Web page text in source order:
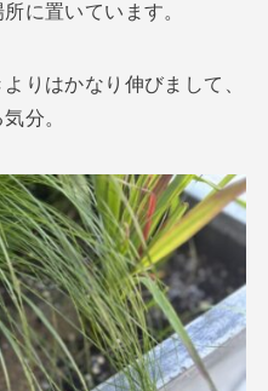
に置いています。
りはかなり伸びまして、
分。